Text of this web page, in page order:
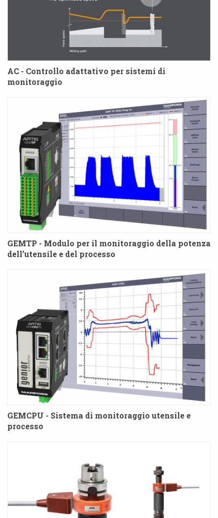
AC - Controllo adattativo per sistemi di
monitoraggio
GEMTP - Modulo per il monitoraggio della potenza
dell’utensile e del processo
GEMCPU - Sistema di monitoraggio utensile e
processo